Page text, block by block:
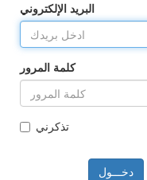
البريد الإلكتروني
كلمة المرور
تذكرني